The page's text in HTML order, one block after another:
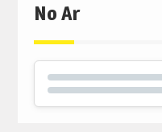
No Ar